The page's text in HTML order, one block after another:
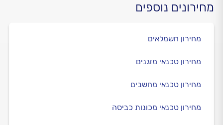
מחירונים נוספים
מחירון חשמלאים
מחירון טכנאי מזגנים
מחירון טכנאי מחשבים
מחירון טכנאי מכונות כביסה